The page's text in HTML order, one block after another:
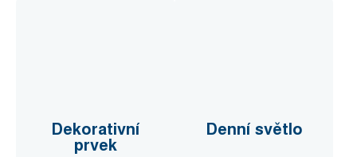
Dekorativní
prvek
Denní světlo